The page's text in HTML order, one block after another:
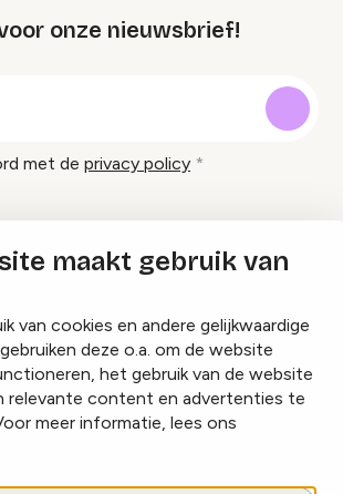
maakt gebruik van
van cookies en andere gelijkwaardige
deze o.a. om de website
het gebruik van de website
relevante content en advertenties te
meer informatie, lees ons
onze nieuwsbrief!
met de privacy policy
tips om evenementen te
onze inspiratieblogs